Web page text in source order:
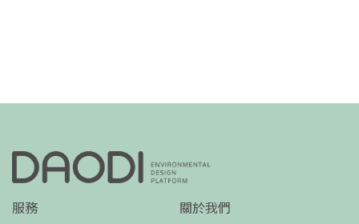
服務 關於我們